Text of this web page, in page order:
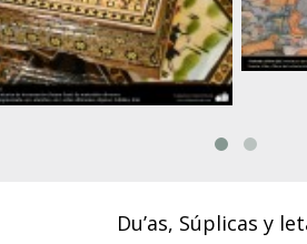
Du’as, Súplicas y